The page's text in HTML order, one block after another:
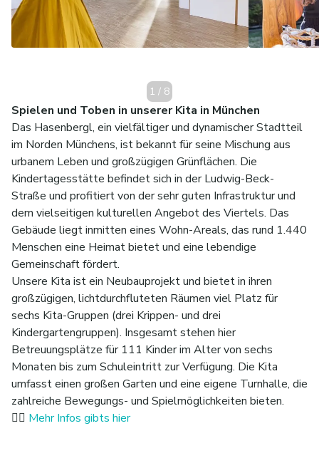
1 / 8
Spielen und Toben in unserer Kita in München
Das Hasenbergl, ein vielfältiger und dynamischer Stadtteil
im Norden Münchens, ist bekannt für seine Mischung aus
urbanem Leben und großzügigen Grünflächen. Die
Kindertagesstätte befindet sich in der Ludwig-Beck-
Straße und profitiert von der sehr guten Infrastruktur und
dem vielseitigen kulturellen Angebot des Viertels. Das
Gebäude liegt inmitten eines Wohn-Areals, das rund 1.440
Menschen eine Heimat bietet und eine lebendige
Gemeinschaft fördert.
Unsere Kita ist ein Neubauprojekt und bietet in ihren
großzügigen, lichtdurchfluteten Räumen viel Platz für
sechs Kita-Gruppen (drei Krippen- und drei
Kindergartengruppen). Insgesamt stehen hier
Betreuungsplätze für 111 Kinder im Alter von sechs
Monaten bis zum Schuleintritt zur Verfügung. Die Kita
umfasst einen großen Garten und eine eigene Turnhalle, die
zahlreiche Bewegungs- und Spielmöglichkeiten bieten.
👉🏼 Mehr Infos gibts hier